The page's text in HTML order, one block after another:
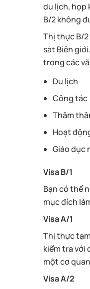
du lịch, họp
B/2 không
Thị thực B/
sát Biên
trong các
Du lịch
Công tác
Thăm
Hoạt
Giáo dục
Visa B/1
Bạn có thể
mục đích
Visa A/1
Thị thực
kiểm tra với
một cơ
Visa A/2